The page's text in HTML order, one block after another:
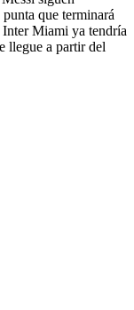
que terminará
Miami ya tendría
llegue a partir del